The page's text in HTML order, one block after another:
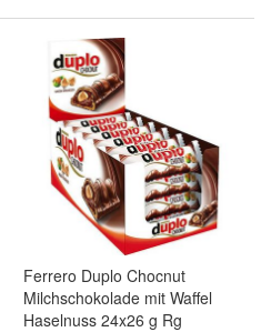
Ferrero Duplo Chocnut
Milchschokolade mit Waffel
Haselnuss 24x26 g Rg